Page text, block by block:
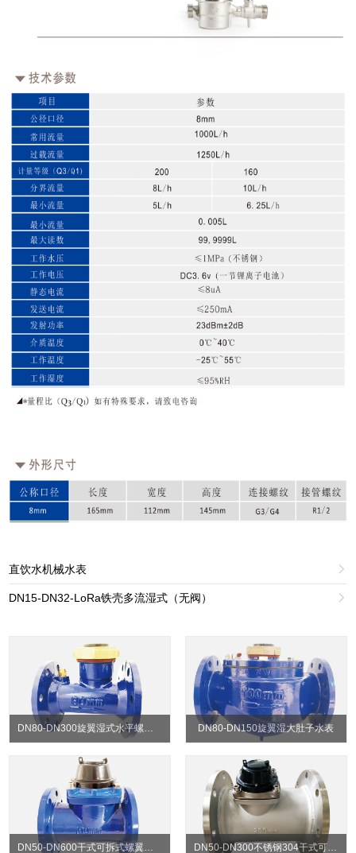
直饮水机械水表 
DN15-DN32-LoRa铁壳多流湿式（无阀） 
DN80-DN300旋翼湿式水平螺翼式水表 DN80-DN150旋翼湿大肚子水表
DN50-DN600干式可拆式螺翼水表 DN50-DN300不锈钢304干式可拆水表